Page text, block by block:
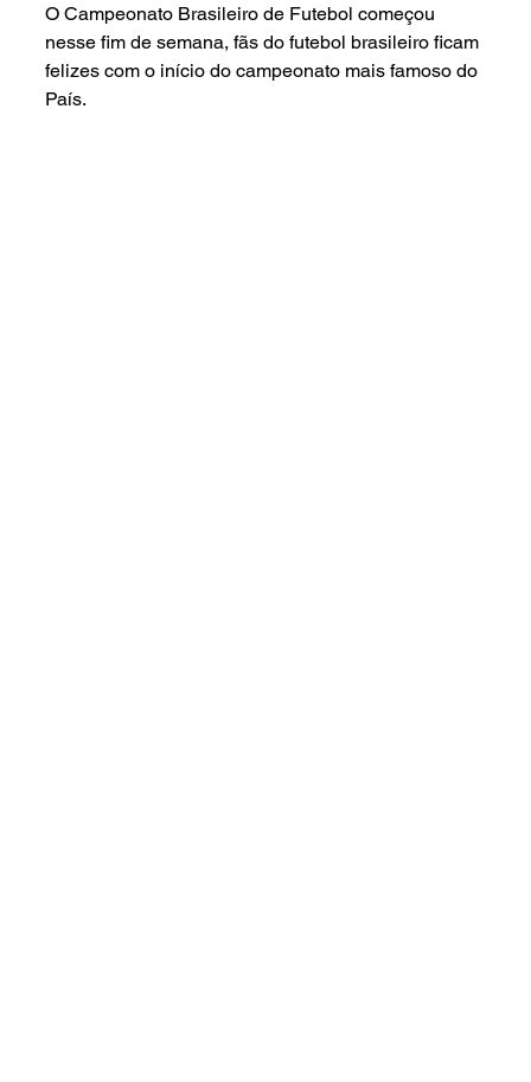
O Campeonato Brasileiro de Futebol começou
nesse fim de semana, fãs do futebol brasileiro ficam
felizes com o início do campeonato mais famoso do
País.